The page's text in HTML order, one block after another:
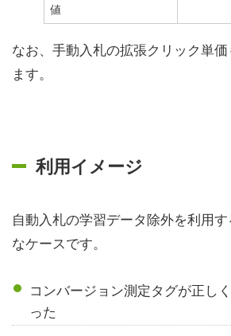
値
なお、手動入札の拡張クリック単
ます。
利用イメージ
自動入札の学習データ除外を利用
なケースです。
コンバージョン測定タグが正し
った